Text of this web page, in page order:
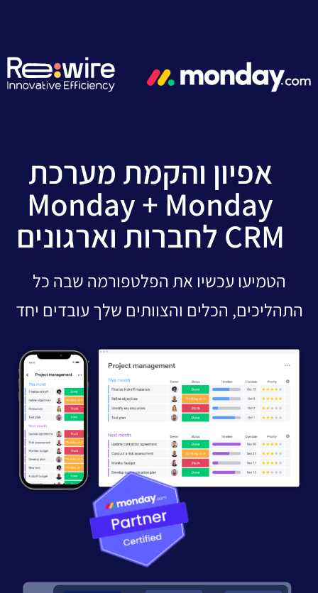
אפיון והקמת מערכת
Monday + Monday
CRM לחברות וארגונים
הטמיעו עכשיו את הפלטפורמה שבה כל
התהליכים, הכלים והצוותים שלך עובדים יחד